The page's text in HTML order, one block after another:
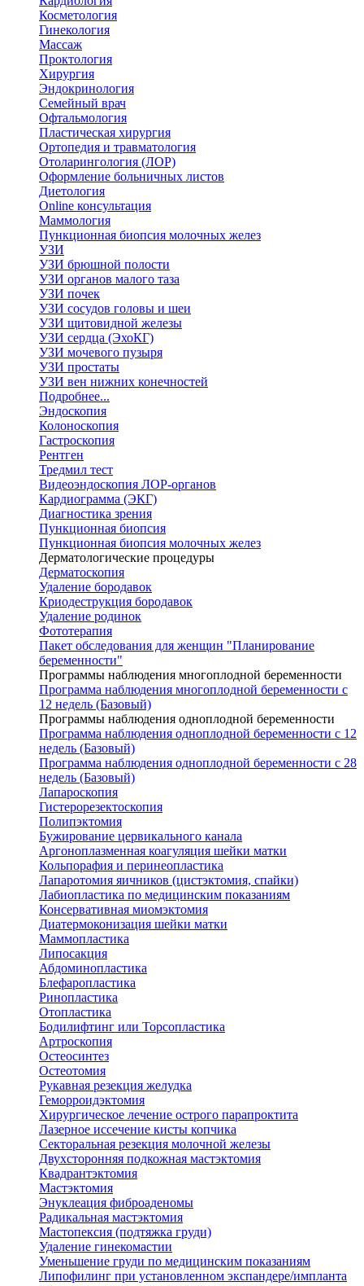
Косметология
Гинекология
Массаж
Проктология
Хирургия
Эндокринология
Семейный врач
Офтальмология
Пластическая хирургия
Ортопедия и травматология
Отоларингология (ЛОР)
Оформление больничных листов
Диетология
Online консультация
Маммология
Пункционная биопсия молочных желез
УЗИ
УЗИ брюшной полости
УЗИ органов малого таза
УЗИ почек
УЗИ сосудов головы и шеи
УЗИ щитовидной железы
УЗИ сердца (ЭхоКГ)
УЗИ мочевого пузыря
УЗИ простаты
УЗИ вен нижних конечностей
Подробнее...
Эндоскопия
Колоноскопия
Гастроскопия
Рентген
Тредмил тест
Видеоэндоскопия ЛОР-органов
Кардиограмма (ЭКГ)
Диагностика зрения
Пункционная биопсия
Пункционная биопсия молочных желез
Дерматологические процедуры
Дерматоскопия
Удаление бородавок
Криодеструкция бородавок
Удаление родинок
Фототерапия
Пакет обследования для женщин "Планирование
беременности"
Программы наблюдения многоплодной беременности
Программа наблюдения многоплодной беременности с
12 недель (Базовый)
Программы наблюдения одноплодной беременности
Программа наблюдения одноплодной беременности с 12
недель (Базовый)
Программа наблюдения одноплодной беременности с 28
недель (Базовый)
Лапароскопия
Гистерорезектоскопия
Полипэктомия
Бужирование цервикального канала
Аргоноплазменная коагуляция шейки матки
Кольпорафия и перинеопластика
Лапаротомия яичников (цистэктомия, спайки)
Лабиопластика по медицинским показаниям
Консервативная миомэктомия
Диатермоконизация шейки матки
Маммопластика
Липосакция
Абдоминопластика
Блефаропластика
Ринопластика
Отопластика
Бодилифтинг или Торсопластика
Артроскопия
Остеосинтез
Остеотомия
Рукавная резекция желудка
Геморроидэктомия
Хирургическое лечение острого парапроктита
Лазерное иссечение кисты копчика
Секторальная резекция молочной железы
Двухсторонняя подкожная мастэктомия
Квадрантэктомия
Мастэктомия
Энуклеация фиброаденомы
Радикальная мастэктомия
Мастопексия (подтяжка груди)
Удаление гинекомастии
Уменьшение груди по медицинским показаниям
Липофилинг при установленном экспандере/импланта